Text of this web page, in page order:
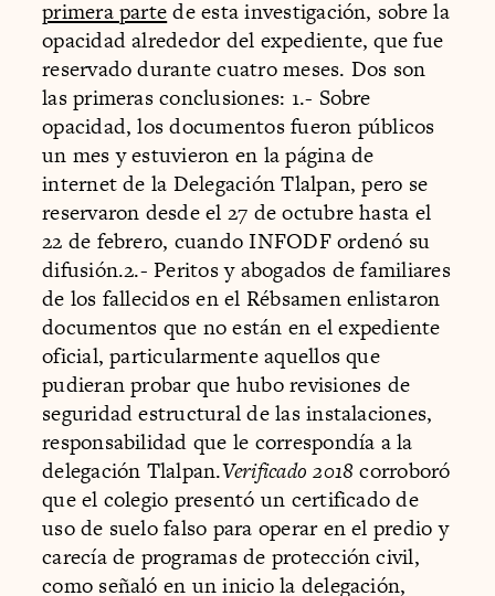
primera partede esta investigación, sobre la
opacidad alrededor del expediente, que fue
reservado durante cuatro meses. Dos son
las primeras conclusiones: 1.- Sobre
opacidad, los documentos fueron públicos
un mes y estuvieron en la página de
internet de la Delegación Tlalpan, pero se
reservaron desde el 27 de octubre hasta el
22 de febrero, cuando INFODF ordenó su
difusión.2.- Peritos y abogados de familiares
de los fallecidos en el Rébsamen enlistaron
documentos que no están en el expediente
oficial, particularmente aquellos que
pudieran probar que hubo revisiones de
seguridad estructural de las instalaciones,
responsabilidad que le correspondía a la
delegación Tlalpan.Verificado 2018 corroboró
que el colegio presentó un certificado de
uso de suelo falso para operar en el predio y
carecía de programas de protección civil,
como señaló en un inicio la delegación,